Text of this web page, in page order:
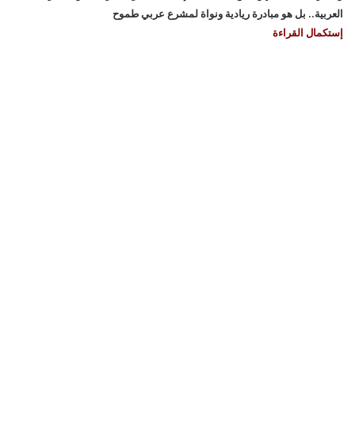
العربية.. بل هو مبادرة ريادية ونواة لمشرع عربي طموح
إستكمال القراءة